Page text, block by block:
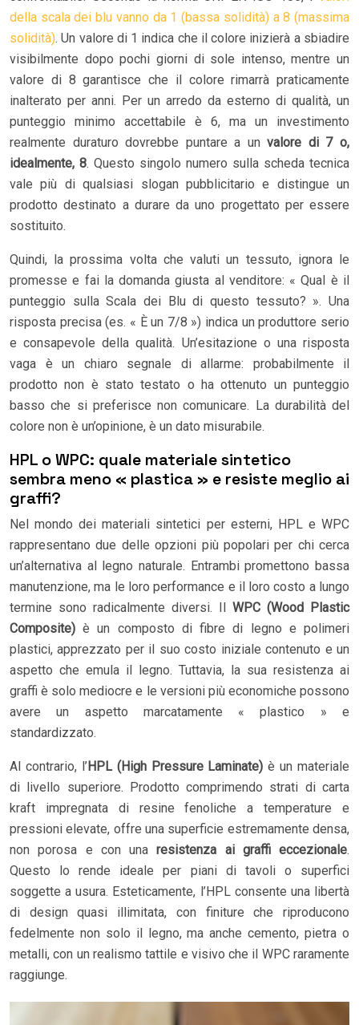
della scala dei blu vanno da 1 (bassa solidità) a 8 (massima
solidità). Un valore di 1 indica che il colore inizierà a sbiadire
visibilmente dopo pochi giorni di sole intenso, mentre un
valore di 8 garantisce che il colore rimarrà praticamente
inalterato per anni. Per un arredo da esterno di qualità, un
punteggio minimo accettabile è 6, ma un investimento
realmente duraturo dovrebbe puntare a unvalore di 7 o,
idealmente, 8. Questo singolo numero sulla scheda tecnica
vale più di qualsiasi slogan pubblicitario e distingue un
prodotto destinato a durare da uno progettato per essere
sostituito.
Quindi, la prossima volta che valuti un tessuto, ignora le
promesse e fai la domanda giusta al venditore: « Qual è il
punteggio sulla Scala dei Blu di questo tessuto? ». Una
risposta precisa (es. « È un 7/8 ») indica un produttore serio
e consapevole della qualità. Un’esitazione o una risposta
vaga è un chiaro segnale di allarme: probabilmente il
prodotto non è stato testato o ha ottenuto un punteggio
basso che si preferisce non comunicare. La durabilità del
colore non è un’opinione, è un dato misurabile.
HPL o WPC: quale materiale sintetico
sembra meno « plastica » e resiste meglio ai
graffi?
Nel mondo dei materiali sintetici per esterni, HPL e WPC
rappresentano due delle opzioni più popolari per chi cerca
un’alternativa al legno naturale. Entrambi promettono bassa
manutenzione, ma le loro performance e il loro costo a lungo
termine sono radicalmente diversi. Il WPC (Wood Plastic
Composite) è un composto di fibre di legno e polimeri
plastici, apprezzato per il suo costo iniziale contenuto e un
aspetto che emula il legno. Tuttavia, la sua resistenza ai
graffi è solo mediocre e le versioni più economiche possono
avere un aspetto marcatamente « plastico » e
standardizzato.
Al contrario, l’HPL (High Pressure Laminate) è un materiale
di livello superiore. Prodotto comprimendo strati di carta
kraft impregnata di resine fenoliche a temperature e
pressioni elevate, offre una superficie estremamente densa,
non porosa e con unaresistenza ai graffi eccezionale.
Questo lo rende ideale per piani di tavoli o superfici
soggette a usura. Esteticamente, l’HPL consente una libertà
di design quasi illimitata, con finiture che riproducono
fedelmente non solo il legno, ma anche cemento, pietra o
metalli, con un realismo tattile e visivo che il WPC raramente
raggiunge.